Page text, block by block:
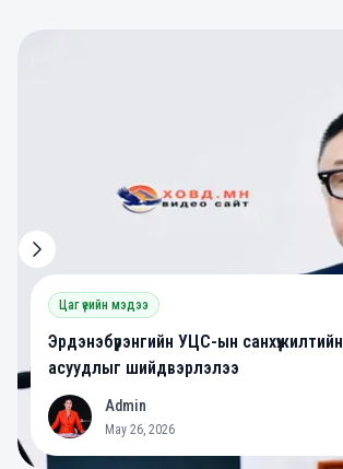
Цаг үеийн мэдээ
Эрдэнэбүрэнгийн УЦС-ын санхүүжилтийн
асуудлыг шийдвэрлэлээ
A Admin
May 26, 2026